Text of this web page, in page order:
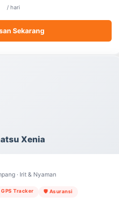
/ hari
Sekarang
Xenia
· Irit & Nyaman
GPS Tracker 🛡️ Asuransi